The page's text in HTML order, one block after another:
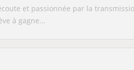
et passionnée par la
à gagne...